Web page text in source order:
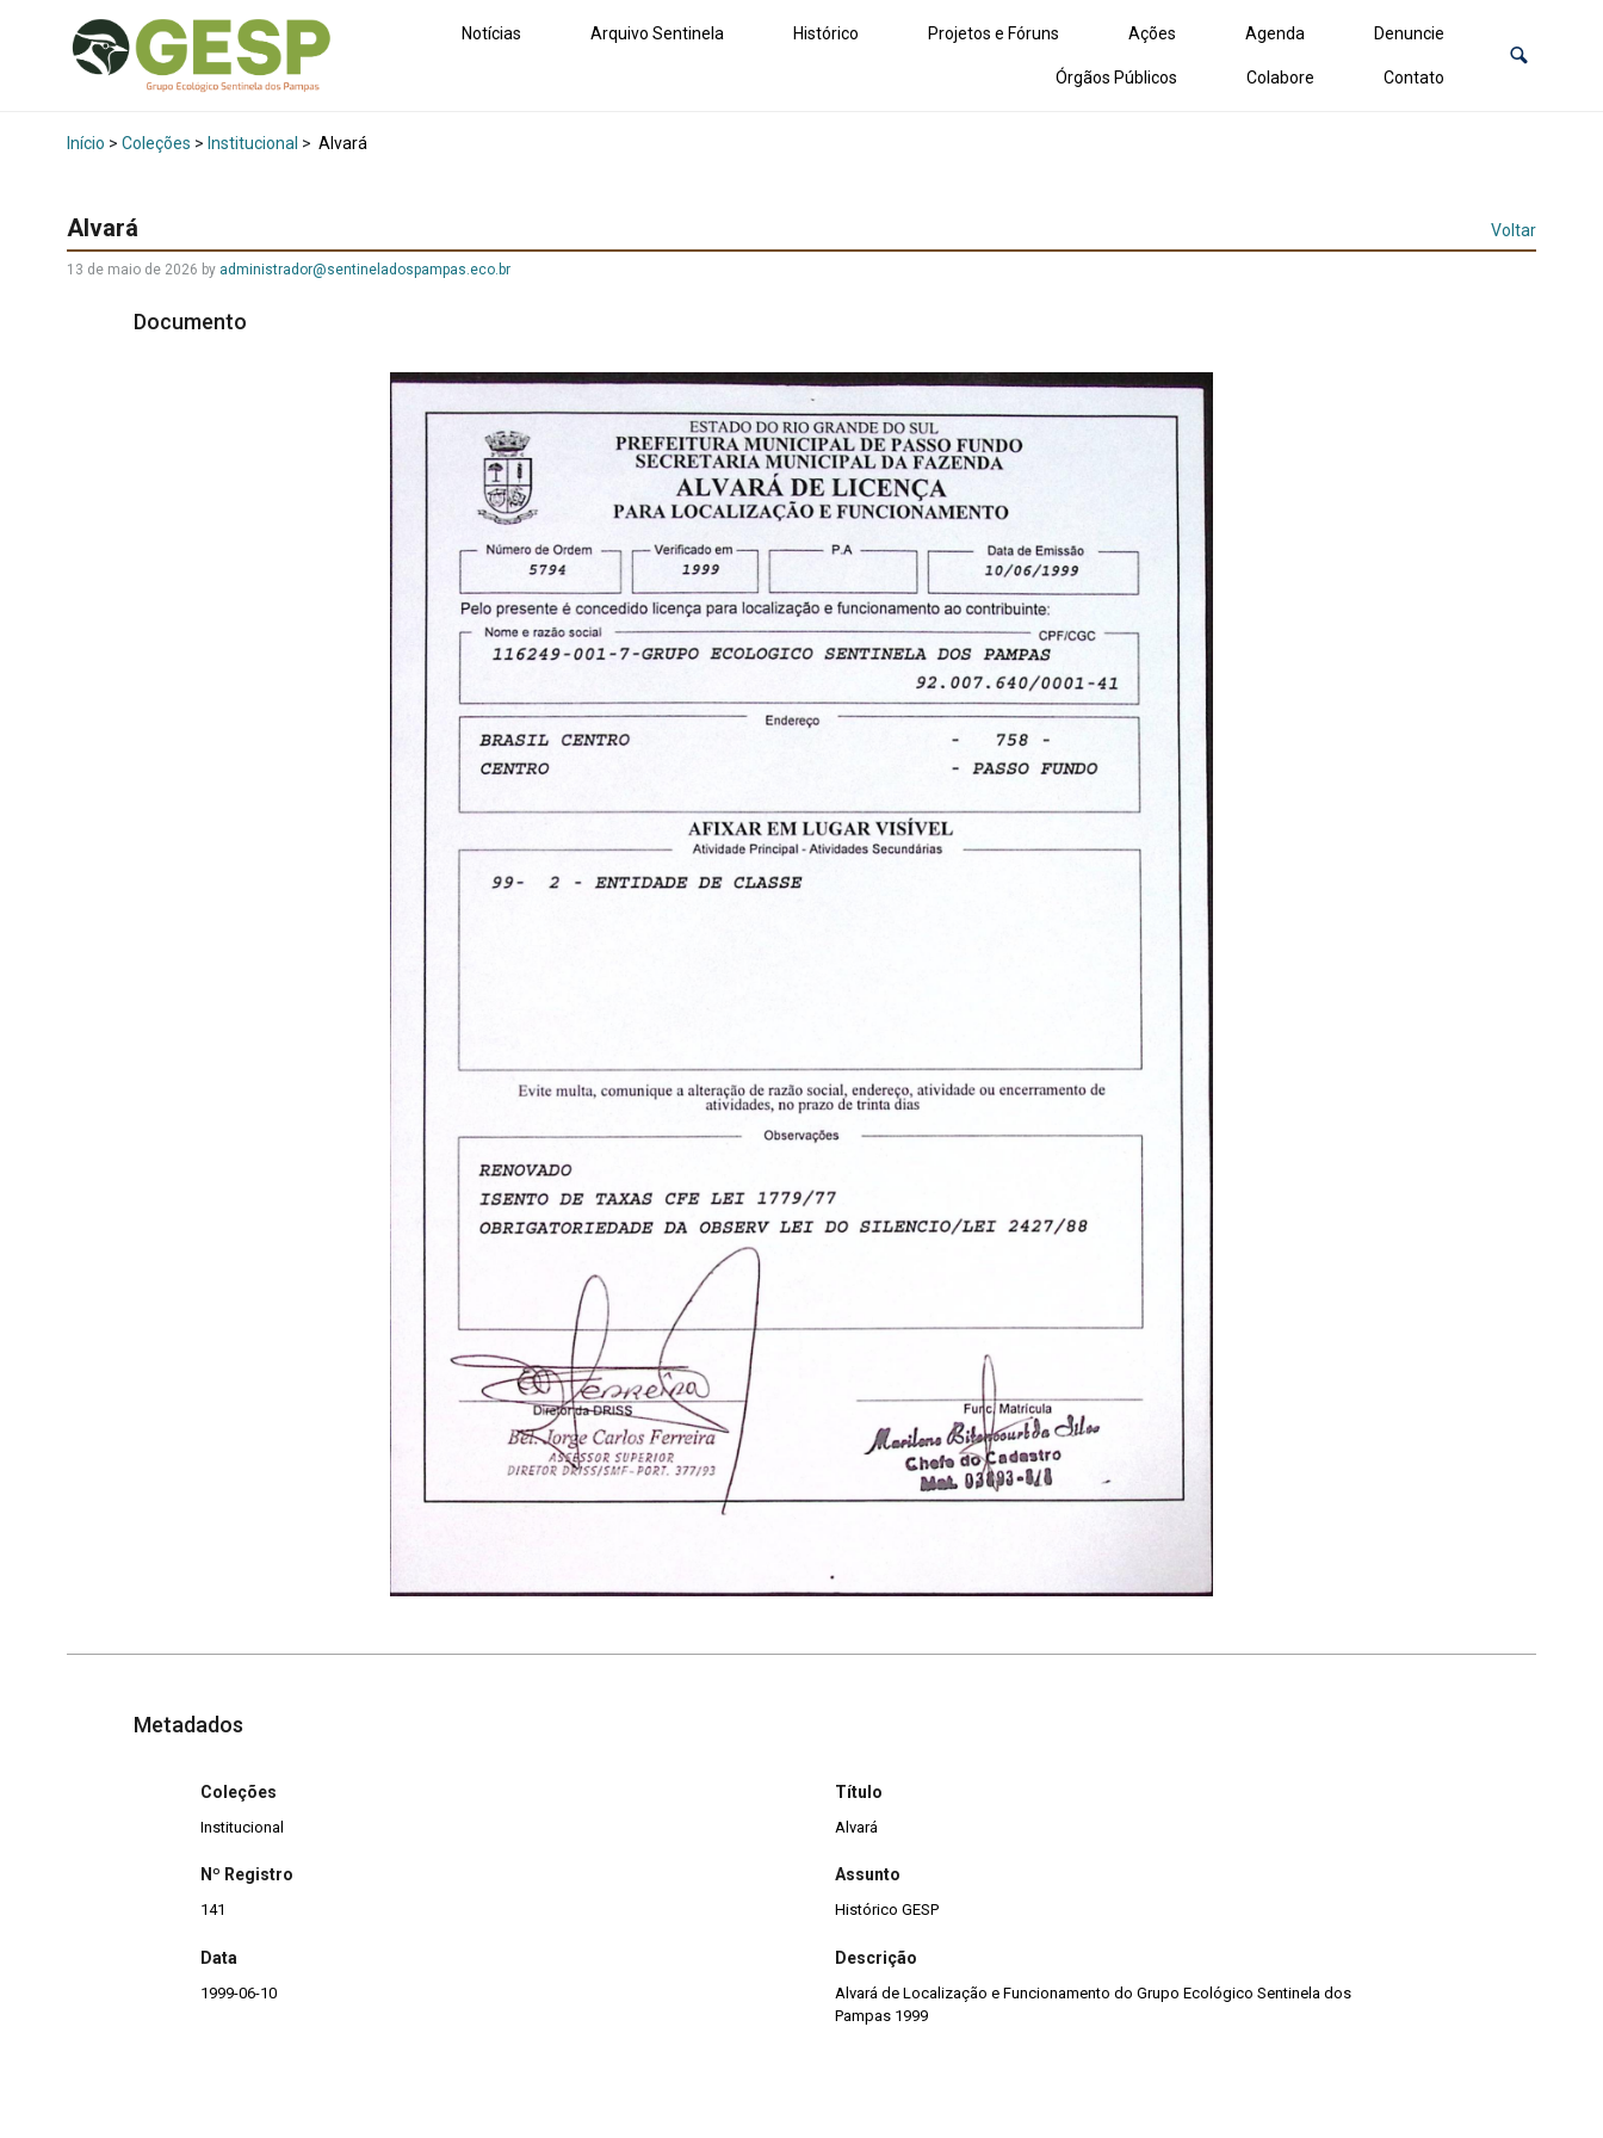
Notícias Arquivo Sentinela Histórico Projetos e Fóruns Ações Agenda Denuncie
Órgãos Públicos Colabore Contato
Início > Coleções > Institucional > Alvará
Alvará Voltar
13 de maio de 2026 by administrador@sentineladospampas.eco.br
Documento
Metadados
Coleções
Institucional
Nº Registro
141
Data
1999-06-10
Título
Alvará
Assunto
Histórico GESP
Descrição
Alvará de Localização e Funcionamento do Grupo Ecológico Sentinela dos
Pampas 1999